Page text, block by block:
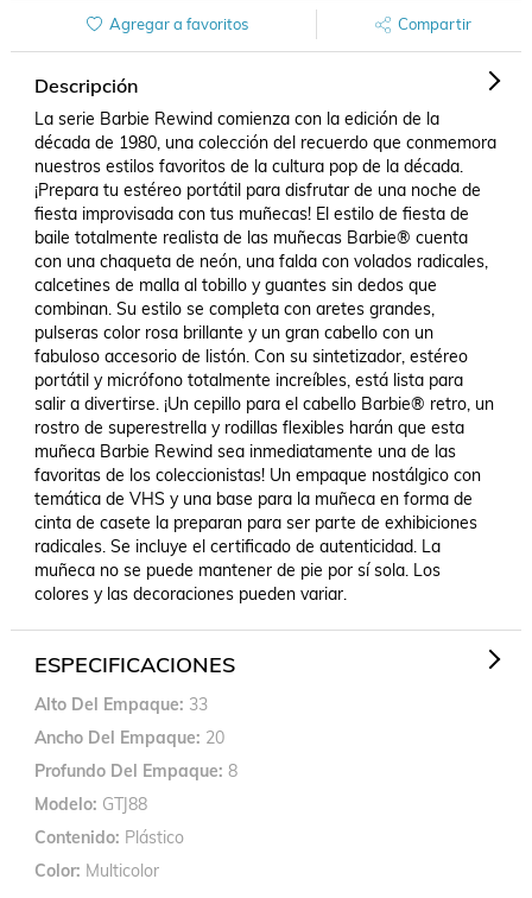
Agregar a favoritos Compartir
Descripción
La serie Barbie Rewind comienza con la edición de la
década de 1980, una colección del recuerdo que conmemora
nuestros estilos favoritos de la cultura pop de la década.
¡Prepara tu estéreo portátil para disfrutar de una noche de
fiesta improvisada con tus muñecas! El estilo de fiesta de
baile totalmente realista de las muñecas Barbie® cuenta
con una chaqueta de neón, una falda con volados radicales,
calcetines de malla al tobillo y guantes sin dedos que
combinan. Su estilo se completa con aretes grandes,
pulseras color rosa brillante y un gran cabello con un
fabuloso accesorio de listón. Con su sintetizador, estéreo
portátil y micrófono totalmente increíbles, está lista para
salir a divertirse. ¡Un cepillo para el cabello Barbie® retro, un
rostro de superestrella y rodillas flexibles harán que esta
muñeca Barbie Rewind sea inmediatamente una de las
favoritas de los coleccionistas! Un empaque nostálgico con
temática de VHS y una base para la muñeca en forma de
cinta de casete la preparan para ser parte de exhibiciones
radicales. Se incluye el certificado de autenticidad. La
muñeca no se puede mantener de pie por sí sola. Los
colores y las decoraciones pueden variar.
ESPECIFICACIONES
Alto Del Empaque 33
Ancho Del Empaque 20
Profundo Del Empaque 8
Modelo GTJ88
Contenido Plástico
Color Multicolor